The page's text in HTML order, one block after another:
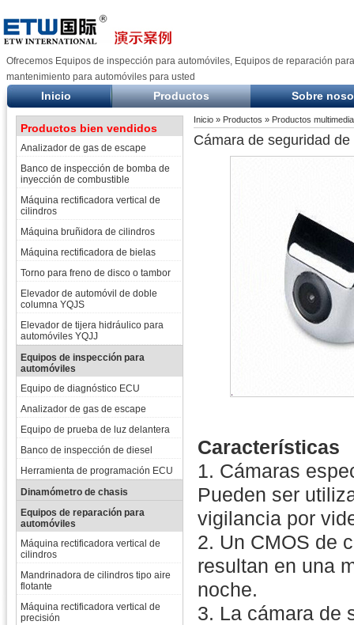
Ofrecemos Equipos de inspección para automóviles, Equipos de reparación
mantenimiento para automóviles para usted
Inicio Productos Sobre
Productos bien vendidos
Analizador de gas de escape
Banco de inspección de bomba de
inyección de combustible
Máquina rectificadora vertical de
cilindros
Máquina bruñidora de cilindros
Máquina rectificadora de bielas
Torno para freno de disco o tambor
Elevador de automóvil de doble
columna YQJS
Elevador de tijera hidráulico para
automóviles YQJJ
Equipos de inspección para
automóviles
Equipo de diagnóstico ECU
Analizador de gas de escape
Equipo de prueba de luz delantera
Banco de inspección de diesel
Herramienta de programación ECU
Dinamómetro de chasis
Equipos de reparación para
automóviles
Máquina rectificadora vertical de
cilindros
Mandrinadora de cilindros tipo aire
flotante
Máquina rectificadora vertical de
precisión
Inicio » Productos » Productos
Cámara de seguridad de
Características
1. Cámaras
Pueden ser
vigilancia por
2. Un CMOS de
resultan en una
noche.
3. La cámara de